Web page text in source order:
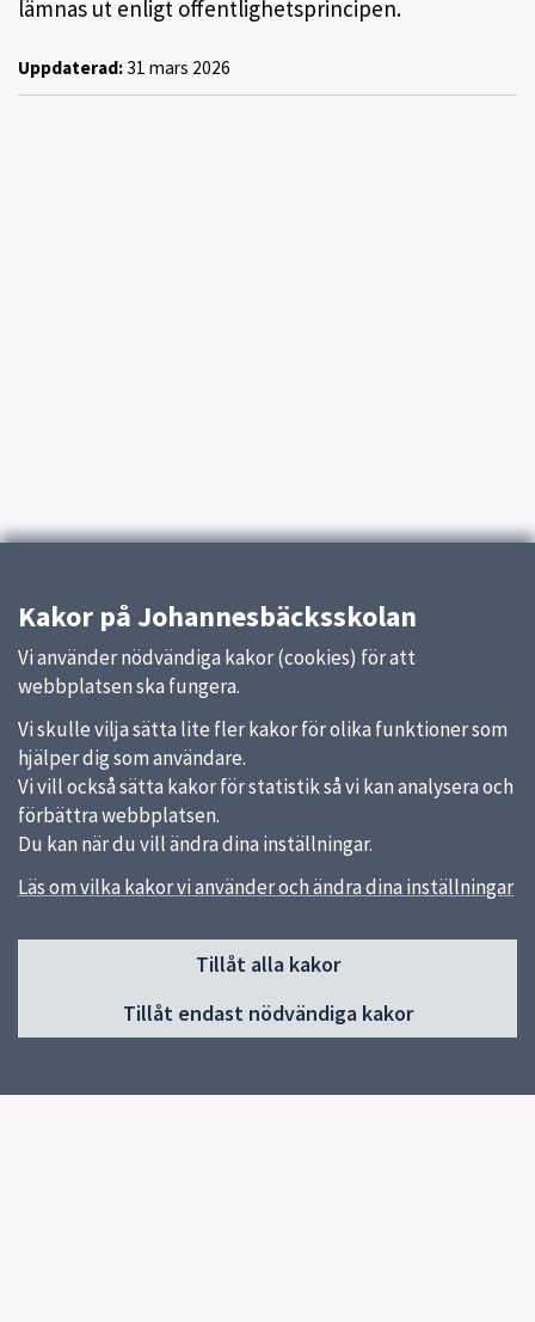
lämnas ut enligt offentlighetsprincipen.
Uppdaterad: 31 mars 2026
Kakor på Johannesbäcksskolan
Vi använder nödvändiga kakor (cookies) för att
webbplatsen ska fungera.
Vi skulle vilja sätta lite fler kakor för olika funktioner som
hjälper dig som användare.
Vi vill också sätta kakor för statistik så vi kan analysera och
förbättra webbplatsen.
Du kan när du vill ändra dina inställningar.
Läs om vilka kakor vi använder och ändra dina inställningar
Tillåt alla kakor
Tillåt endast nödvändiga kakor